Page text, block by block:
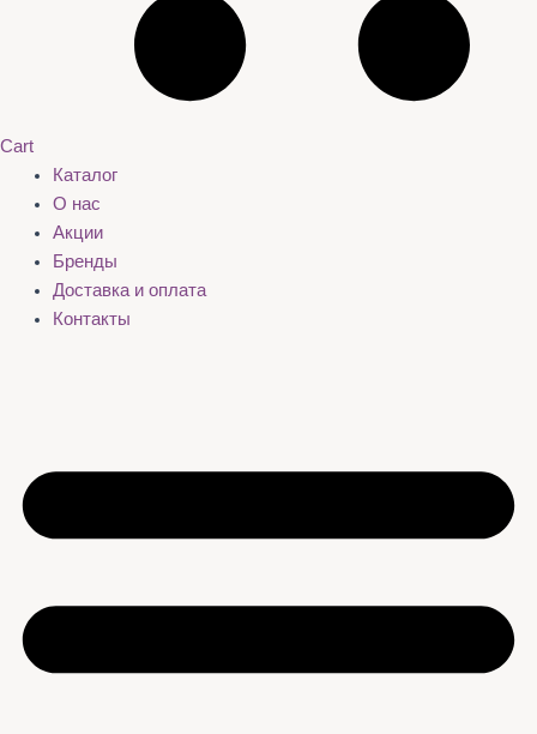
Cart
Каталог
О нас
Акции
Бренды
Доставка и оплата
Контакты